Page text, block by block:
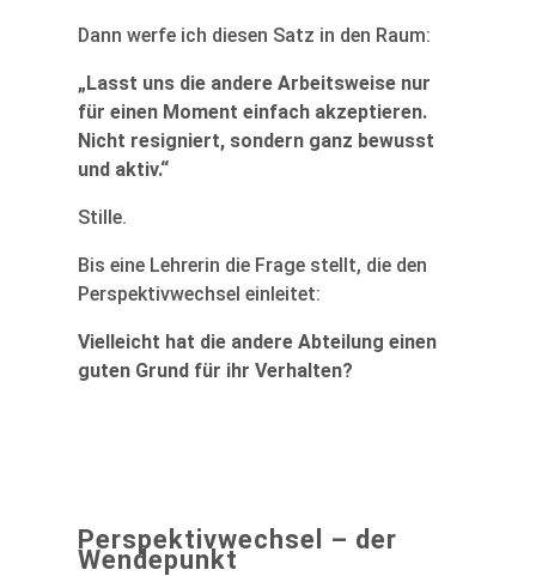
Dann werfe ich diesen Satz in den Raum:
„Lasst uns die andere Arbeitsweise nur
für einen Moment einfach akzeptieren.
Nicht resigniert, sondern ganz bewusst
und aktiv.“
Stille.
Bis eine Lehrerin die Frage stellt, die den
Perspektivwechsel einleitet:
Vielleicht hat die andere Abteilung einen
guten Grund für ihr Verhalten?
Perspektivwechsel – der
Wendepunkt